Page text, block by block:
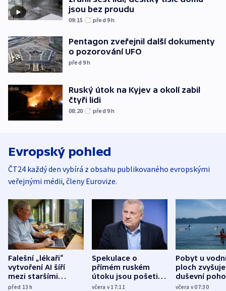
jsou bez proudu
09:15 před 9h
Pentagon zveřejnil další dokumenty
o pozorování UFO
před 9h
Ruský útok na Kyjev a okolí zabil
čtyři lidi
08:20 před 9h
Evropský pohled
ČT24 každý den vybírá z obsahu publikovaného evropskými
veřejnými médii, členy Eurovize.
Falešní „lékaři“
vytvoření AI šíří
mezi staršími
Poláky nebezpečné
před 13h
Spekulace o
přímém ruském
útoku jsou pošetilé,
míní estonský
včera v 17:11
Pobyt u
ploch zvyšuje
duševní
ukázala
včera v 07:30